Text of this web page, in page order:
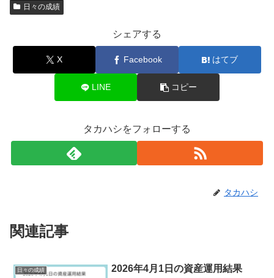
日々の成績
シェアする
X Facebook はてブ
LINE コピー
タカハシをフォローする
タカハシ
関連記事
日々の成績 2026年4月1日の資産運用結果